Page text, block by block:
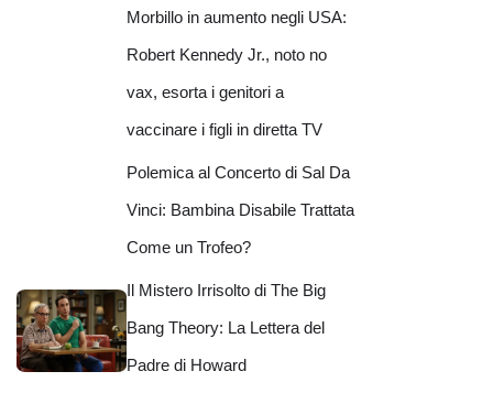
Morbillo in aumento negli USA:
Robert Kennedy Jr., noto no
vax, esorta i genitori a
vaccinare i figli in diretta TV
Polemica al Concerto di Sal Da
Vinci: Bambina Disabile Trattata
Come un Trofeo?
Il Mistero Irrisolto di The Big
Bang Theory: La Lettera del
Padre di Howard